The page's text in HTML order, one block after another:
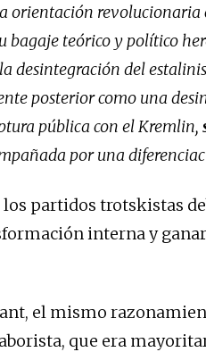
orientación
bagaje teórico y político
desintegración del
posterior como una
pública con el Kremlin,
por una
los partidos trotskistas
interna y
el mismo
que era